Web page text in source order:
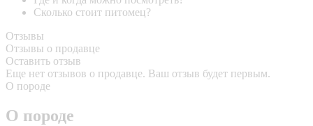
Сколько стоит питомец?
Отзывы
Отзывы о продавце
Оставить отзыв
Еще нет отзывов о продавце. Ваш отзыв будет первым.
О породе
О породе